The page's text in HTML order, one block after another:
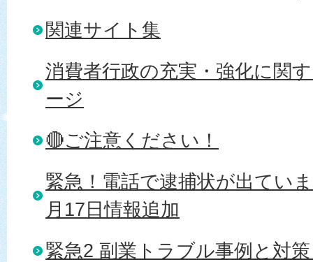
関連サイト集
消費者行政の充実・強化に関
ージ
🔴ご注意ください！
緊急！電話で逮捕状が出てい
月17日情報追加
緊急2 副業トラブル事例と対